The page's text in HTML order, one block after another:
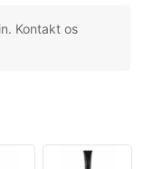
Kontakt os